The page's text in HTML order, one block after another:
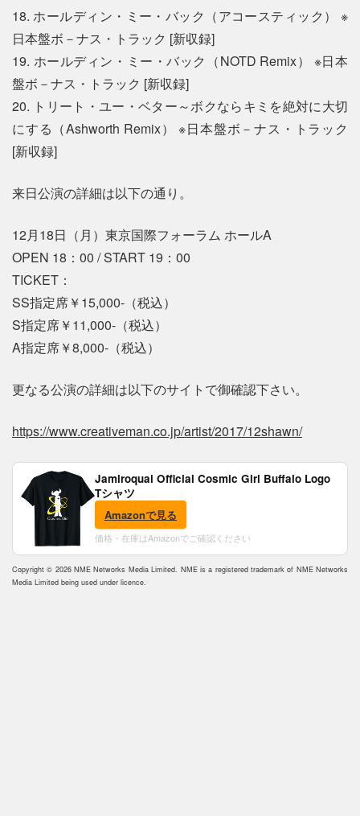
18. ホールディン・ミー・バック（アコースティック） ※
日本盤ボ－ナス・トラック [新収録]
19. ホールディン・ミー・バック（NOTD Remix） ※日本
盤ボ－ナス・トラック [新収録]
20. トリート・ユー・ベター～ボクならキミを絶対に大切
にする（Ashworth Remix） ※日本盤ボ－ナス・トラック
[新収録]
来日公演の詳細は以下の通り。
12月18日（月）東京国際フォーラム ホールA
OPEN 18：00 / START 19：00
TICKET：
SS指定席￥15,000-（税込）
S指定席￥11,000-（税込）
A指定席￥8,000-（税込）
更なる公演の詳細は以下のサイトで御確認下さい。
https://www.creativeman.co.jp/artist/2017/12shawn/
Jamiroquai Official Cosmic Girl Buffalo Logo
Tシャツ
Amazonで見る
価格・在庫はAmazonでご確認ください
Copyright © 2026 NME Networks Media Limited. NME is a registered trademark of NME Networks
Media Limited being used under licence.